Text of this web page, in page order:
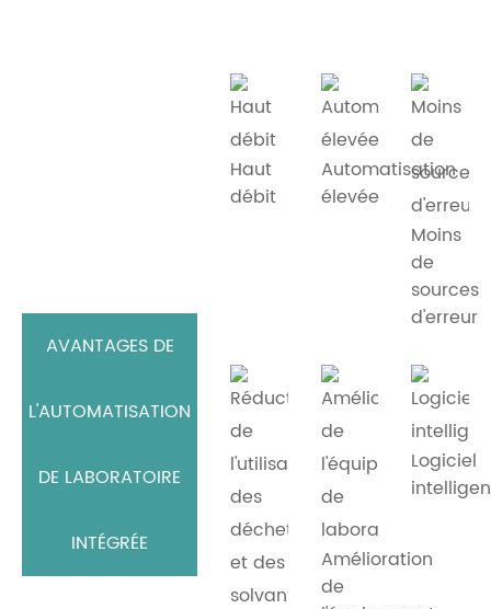
AVANTAGES DE
L'AUTOMATISATION
DE LABORATOIRE
INTÉGRÉE
Haut
débit
Automatisation
élevée
Moins
de
sources
d'erreur
Amélioration
de
Logiciel